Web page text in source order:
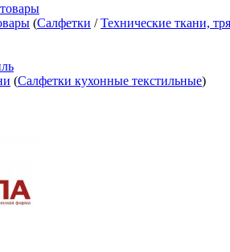
(Салфетки /Технические ткани,
(Салфетки кухонные текстильные)